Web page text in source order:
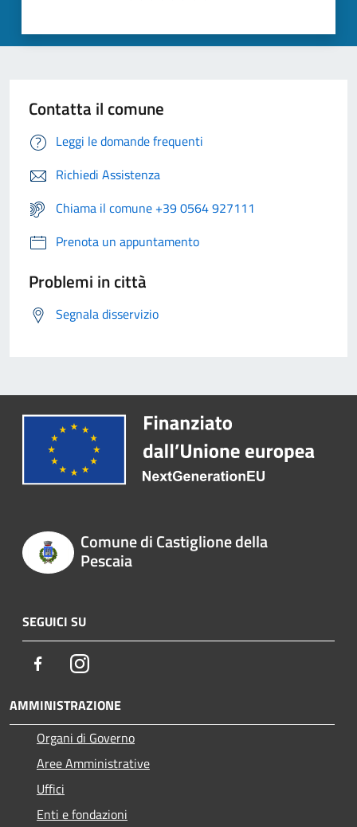
Contatta il comune
Leggi le domande frequenti
Richiedi Assistenza
Chiama il comune +39 0564 927111
Prenota un appuntamento
Problemi in città
Segnala disservizio
Comune di Castiglione della
Pescaia
SEGUICI SU
FacebookInstagram
AMMINISTRAZIONE
Organi di Governo
Aree Amministrative
Uffici
Enti e fondazioni